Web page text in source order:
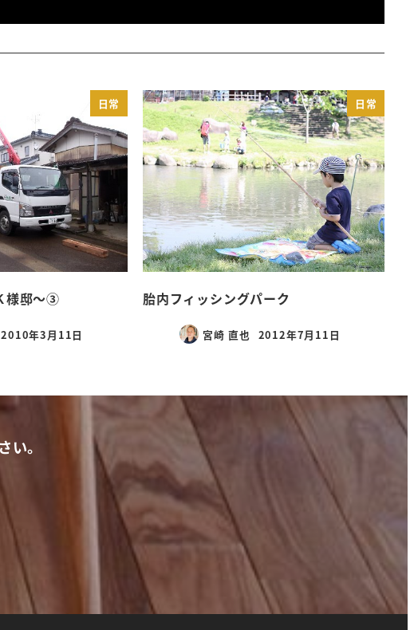
日常
様邸～③
投稿日
2010年3月11日
日常
胎内フィッシングパーク
宮崎 直也
投稿日
2012年7月11日
。